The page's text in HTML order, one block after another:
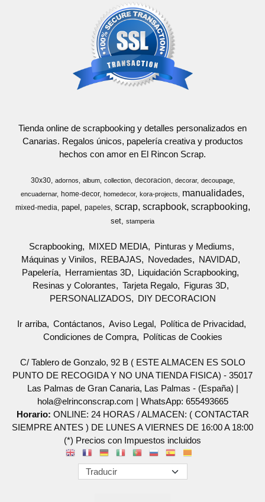
Tienda online de scrapbooking y detalles personalizados en
Canarias. Regalos únicos, papelería creativa y productos
hechos con amor en El Rincon Scrap.
30x30 adornos album collection decoracion decorar
decoupage
encuadernar
home-decor homedecor kora-projects manualidades
mixed-media papel papeles scrap scrapbook scrapbooking
set stamperia
Scrapbooking MIXED MEDIA
Pinturas y Mediums
Máquinas y Vinilos
REBAJAS Novedades
NAVIDAD
Papelería
Herramientas 3D
Liquidación Scrapbooking
Resinas y Colorantes
Tarjeta Regalo
Figuras 3D
PERSONALIZADOS
DIY DECORACION
Ir arriba Contáctanos Aviso Legal
Política de Privacidad
Condiciones de Compra
Políticas de Cookies
C/ Tablero de Gonzalo, 92 B ( ESTE ALMACEN ES SOLO
PUNTO DE RECOGIDA Y NO UNA TIENDA FISICA) - 35017
Las Palmas de Gran Canaria, Las Palmas - (España) |
hola@elrinconscrap.com | WhatsApp: 655493665
Horario: ONLINE: 24 HORAS / ALMACEN: ( CONTACTAR
SIEMPRE ANTES ) DE LUNES A VIERNES DE 16:00 A 18:00
(*) Precios con Impuestos incluidos